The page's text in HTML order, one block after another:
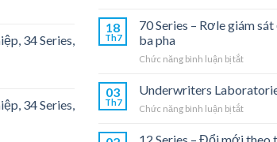
34 Series,
34 Series,
Báo
Thay
Sản
18
Th7
70 Series – Rơle giám
ba pha
Chức năng bình luận bị tắtở
Series
–
Rơle
sát
03
Th7
Underwriters
Chức năng bình luận bị tắtở
12 Series – Đổi mới theo